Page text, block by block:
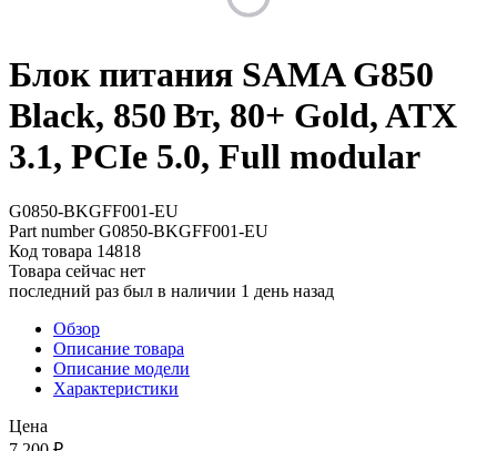
Блок питания SAMA G850
Black, 850 Вт, 80+ Gold, ATX
3.1, PCIe 5.0, Full modular
G0850-BKGFF001-EU
Part number G0850-BKGFF001-EU
Код товара 14818
Товара сейчас нет
последний раз был в наличии 1 день назад
Обзор
Описание товара
Описание модели
Характеристики
Цена